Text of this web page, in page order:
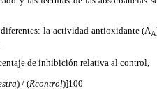
la actividad antioxidante (AA
de inhibición relativa al control,
) / (Rcontrol)]100